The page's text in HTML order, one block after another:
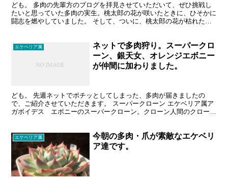
ども。 多肉の先輩方のブログを拝見させていただいて、ぜひ挑戦し
たいと思っていた多肉の実生。桃太郎の花が咲いたときに、ひそかに
闘志を燃やしていました。 そして、ついに、桃太郎の花が枯れた！
エケベリア属
ネットで多肉狩り。スーパークロ
ーン、銀天女、オレンジエボニー
が仲間に加わりました。
ども。 先週ネットでポチッとしてしまった、多肉が届きましたの
で、ご紹介させていただきます。 スーパークローン エケベリア属ア
ガボイデス エボニーのスーパークローン。クローン人間のクローン
エケベリア属
今朝の多肉・爪が素敵なエケベリ
ア達です。